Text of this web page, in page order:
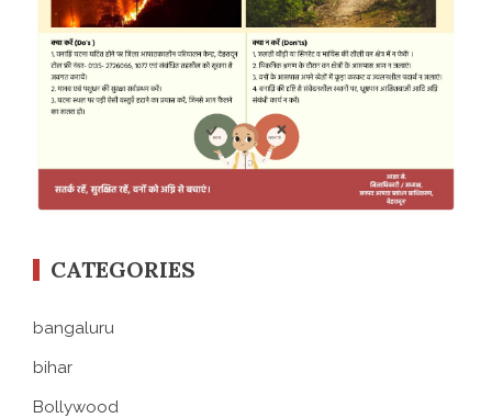
CATEGORIES
bangaluru
bihar
Bollywood